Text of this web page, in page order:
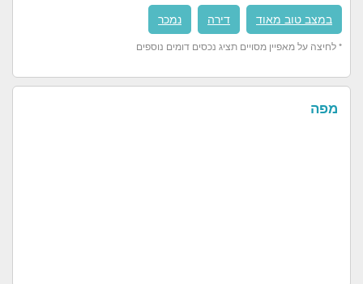
במצב טוב מאוד דירה נמכר
* לחיצה על מאפיין מסויים תציג נכסים דומים נוספים
מפה